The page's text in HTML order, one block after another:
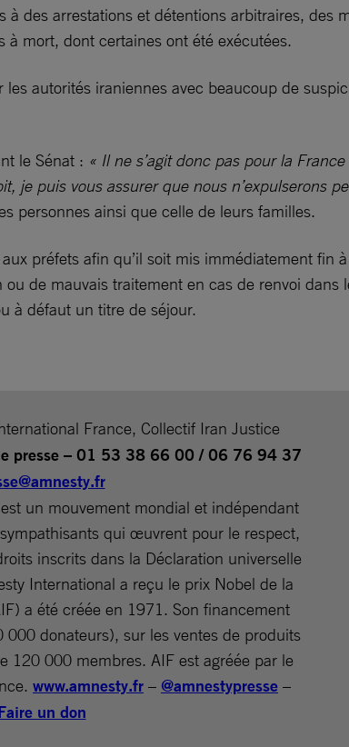
des arrestations et détentions arbitraires, des
mort, dont certaines ont été exécutées.
autorités iraniennes avec beaucoup de
le Sénat : « Il ne s’agit donc pas pour la
je puis vous assurer que nous n’expulserons
personnes ainsi que celle de leurs familles.
préfets afin qu’il soit mis immédiatement fin
de mauvais traitement en cas de renvoi dans
à défaut un titre de séjour.
France, Collectif Iran Justice
presse – 01 53 38 66 00 / 06 76 94 37
un mouvement mondial et indépendant
qui œuvrent pour le respect,
inscrits dans la Déclaration universelle
International a reçu le prix Nobel de la
a été créée en 1971. Son financement
donateurs), sur les ventes de produits
120 000 membres. AIF est agréée par le
www.amnesty.fr – @amnestypresse –
un don